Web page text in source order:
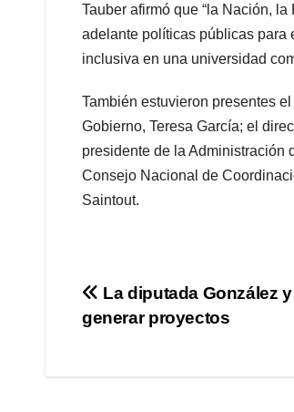
Tauber afirmó que “la Nación,
adelante políticas públicas para
inclusiva en una universidad
También estuvieron presentes
Gobierno, Teresa García; el
presidente de la Administración
Consejo Nacional de
Saintout.
Navegación
de
La diputada González
generar proyectos